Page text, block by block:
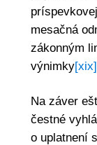
mesačná
zákonným
výnimky[xix]
Na záver
čestné
o uplatnení